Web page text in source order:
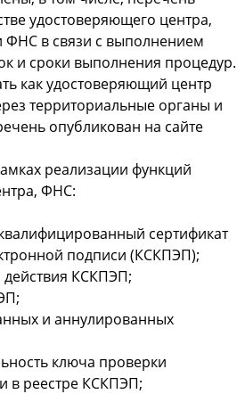
удостоверяющего центра,
ФНС в связи с выполнением
и сроки выполнения процедур.
как удостоверяющий центр
территориальные органы и
опубликован на сайте
реализации функций
ФНС:
сертификат
подписи (КСКПЭП);
действия КСКПЭП;
и аннулированных
ключа проверки
в реестре КСКПЭП;